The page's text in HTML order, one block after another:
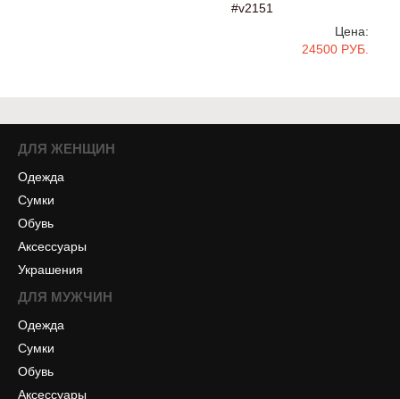
#v2151
Цена:
24500 РУБ.
ДЛЯ ЖЕНЩИН
Одежда
Сумки
Обувь
Аксессуары
Украшения
ДЛЯ МУЖЧИН
Одежда
Сумки
Обувь
Аксессуары